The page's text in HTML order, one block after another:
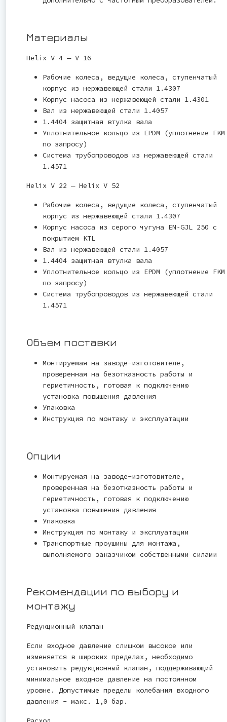
Материалы
Helix V 4 ― V 16
Рабочие колеса, ведущие колеса, ступенчатый
корпус из нержавеющей стали 1.4307
Корпус насоса из нержавеющей стали 1.4301
Вал из нержавеющей стали 1.4057
1.4404 защитная втулка вала
Уплотнительное кольцо из EPDM (уплотнение FKM
по запросу)
Система трубопроводов из нержавеющей стали
1.4571
Helix V 22 ― Helix V 52
Рабочие колеса, ведущие колеса, ступенчатый
корпус из нержавеющей стали 1.4307
Корпус насоса из серого чугуна EN‐GJL 250 с
покрытием KTL
Вал из нержавеющей стали 1.4057
1.4404 защитная втулка вала
Уплотнительное кольцо из EPDM (уплотнение FKM
по запросу)
Система трубопроводов из нержавеющей стали
1.4571
Объем поставки
Монтируемая на заводе-изготовителе,
проверенная на безотказность работы и
герметичность, готовая к подключению
установка повышения давления
Упаковка
Инструкция по монтажу и эксплуатации
Опции
Монтируемая на заводе-изготовителе,
проверенная на безотказность работы и
герметичность, готовая к подключению
установка повышения давления
Упаковка
Инструкция по монтажу и эксплуатации
Транспортные проушины для монтажа,
выполняемого заказчиком собственными силами
Рекомендации по выбору и
монтажу
Редукционный клапан
Если входное давление слишком высокое или
изменяется в широких пределах, необходимо
установить редукционный клапан, поддерживающий
минимальное входное давление на постоянном
уровне. Допустимые пределы колебания входного
давления - макс. 1,0 бар.